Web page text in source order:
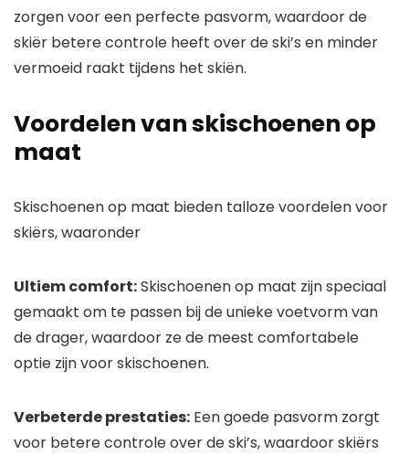
zorgen voor een perfecte pasvorm, waardoor de
skiër betere controle heeft over de ski’s en minder
vermoeid raakt tijdens het skiën.
Voordelen van skischoenen op
maat
Skischoenen op maat bieden talloze voordelen voor
skiërs, waaronder
Ultiem comfort:Skischoenen op maat zijn speciaal
gemaakt om te passen bij de unieke voetvorm van
de drager, waardoor ze de meest comfortabele
optie zijn voor skischoenen.
Verbeterde prestaties: Een goede pasvorm zorgt
voor betere controle over de ski’s, waardoor skiërs